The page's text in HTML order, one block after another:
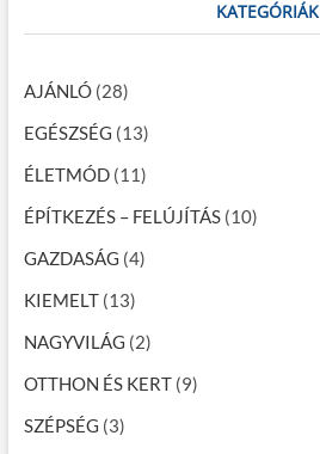
KATEGÓRIÁK
AJÁNLÓ(28)
EGÉSZSÉG (13)
ÉLETMÓD(11)
ÉPÍTKEZÉS – FELÚJÍTÁS(10)
GAZDASÁG (4)
KIEMELT(13)
NAGYVILÁG (2)
OTTHON ÉS KERT(9)
SZÉPSÉG (3)